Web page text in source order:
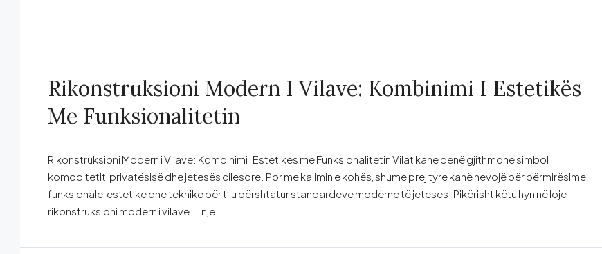
Rikonstruksioni Modern I Vilave: Kombinimi I Estetikës
Me Funksionalitetin
Rikonstruksioni Modern i Vilave: Kombinimi i Estetikës me Funksionalitetin Vilat kanë qenë gjithmonë simbol i
komoditetit, privatësisë dhe jetesës cilësore. Por me kalimin e kohës, shumë prej tyre kanë nevojë për përmirësime
funksionale, estetike dhe teknike për t’iu përshtatur standardeve moderne të jetesës. Pikërisht këtu hyn në lojë
rikonstruksioni modern i vilave — një...